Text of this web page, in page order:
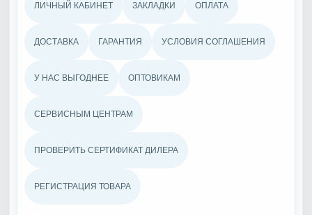
ЛИЧНЫЙ КАБИНЕТ ЗАКЛАДКИ ОПЛАТА
ДОСТАВКА ГАРАНТИЯ УСЛОВИЯ СОГЛАШЕНИЯ
У НАС ВЫГОДНЕЕ ОПТОВИКАМ
СЕРВИСНЫМ ЦЕНТРАМ
ПРОВЕРИТЬ СЕРТИФИКАТ ДИЛЕРА
РЕГИСТРАЦИЯ ТОВАРА